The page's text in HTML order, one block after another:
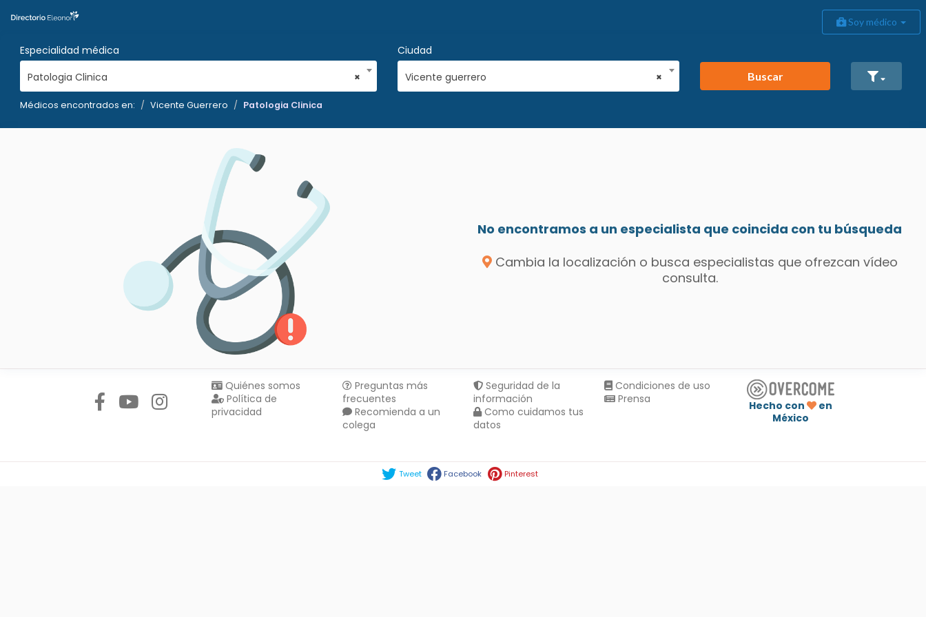
Soy médico
Especialidad médica
×
Patologia Clinica
Ciudad
×
Vicente guerrero Buscar
Médicos encontrados en: Vicente Guerrero Patologia Clinica
No encontramos a un especialista que coincida con tu búsqueda
Cambia la localización o busca especialistas que ofrezcan vídeo
consulta.
Quiénes somos
Política de
privacidad
Preguntas más
frecuentes
Recomienda a un
colega
Seguridad de la
información
Como cuidamos tus
datos
Condiciones de uso
Prensa
Hecho con
en
México
Tweet Facebook Pinterest